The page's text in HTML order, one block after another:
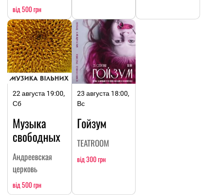
від 500 грн
22 августа 19:00,
Сб
Музыка
свободных
Андреевская
церковь
від 500 грн
23 августа 18:00,
Вс
Гойзум
TEATROOM
від 300 грн